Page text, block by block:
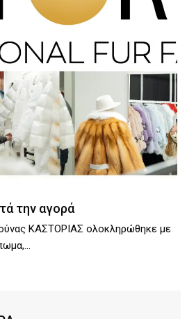
την αγορά
ΚΑΣΤΟΡΙΑΣ ολοκληρώθηκε με